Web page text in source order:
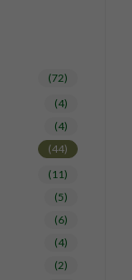
(72)
(4)
(4)
(44)
(11)
(5)
(6)
(4)
(2)